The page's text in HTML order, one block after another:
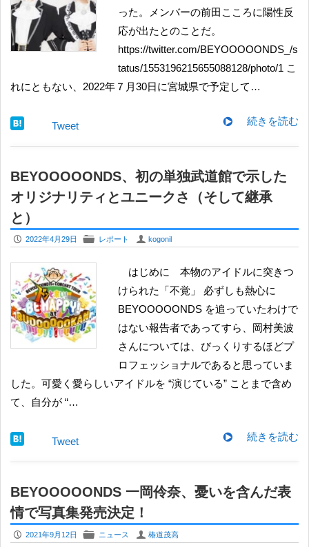
った。メンバーの前田こころに陽性反
応が出たとのことだ。
https://twitter.com/BEYOOOOONDS_/s
tatus/1553196215655088128/photo/1 こ
れにともない、2022年７月30日に宮城県で予定して…
続きを読む
Tweet
BEYOOOOONDS、初の単独武道館で示した
オリジナリティとユニークさ（そして継承
と）
P 2022年4月29日 F レポート U kogonil
はじめに 本物のアイドルに突きつ
けられた「不覚」 必ずしも熱心に
BEYOOOOONDS を追っていたわけで
はない報告者であってすら、岡村美波
さんについては、びっくりするほどプ
ロフェッショナルであると思っていま
した。可愛く愛らしいアイドルを “演じている” ことまで含め
て、自分が “…
続きを読む
Tweet
BEYOOOOONDS 一岡伶奈、憂いを含んだ表
情で写真集発売決定！
P 2021年9月12日 F ニュース U 椿道茂高